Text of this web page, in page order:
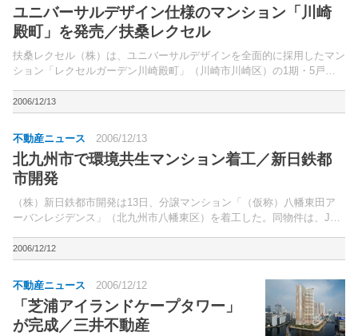
ユニバーサルデザイン仕様のマンション「川崎
殿町」を発売／扶桑レクセル
扶桑レクセル（株）は、ユニバーサルデザインを全面的に採用したマン
ション「レクセルガーデン川崎殿町」（川崎市川崎区）の1期・5戸を2
道路」駅徒歩8分に立地する、地上7 階建て・総戸数...
2006/12/13
不動産ニュース 2006/12/13
北九州市で環境共生マンション着工／新日鉄都
市開発
（株）新日鉄都市開発は13日、分譲マンション「（仮称）八幡東田ア
ーバンレジデンス」（北九州市八幡東区）を着工した。同物件は、JR
合開発地区」内に立地。
2006/12/12
不動産ニュース 2006/12/12
「芝浦アイランドケープタワー」
が完成／三井不動産